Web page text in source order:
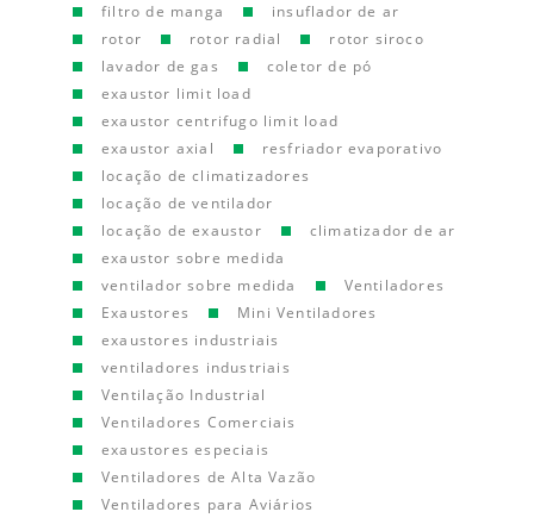
filtro de manga
insuflador de ar
rotor
rotor radial
rotor siroco
lavador de gas
coletor de pó
exaustor limit load
exaustor centrifugo limit load
exaustor axial
resfriador evaporativo
locação de climatizadores
locação de ventilador
locação de exaustor
climatizador de ar
exaustor sobre medida
ventilador sobre medida
Ventiladores
Exaustores
Mini Ventiladores
exaustores industriais
ventiladores industriais
Ventilação Industrial
Ventiladores Comerciais
exaustores especiais
Ventiladores de Alta Vazão
Ventiladores para Aviários